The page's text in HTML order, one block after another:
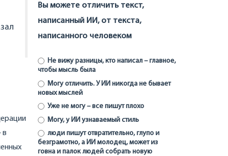
в
Вы можете отличить текст,
написанный ИИ, от текста,
написанного человеком
Не вижу разницы, кто написал – главное,
чтобы мысль была
Могу отличить. У ИИ никогда не бывает
новых мыслей
Уже не могу – все пишут плохо
Могу, у ИИ узнаваемый стиль
люди пишут отвратительно, глупо и
безграмотно, а ИИ молодец, может из
говна и палок людей собрать новую